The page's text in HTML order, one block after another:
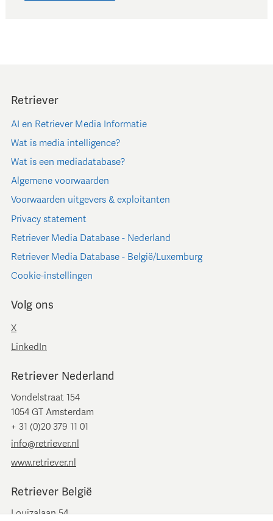
Retriever
AI en Retriever Media Informatie
Wat is media intelligence?
Wat is een mediadatabase?
Algemene voorwaarden
Voorwaarden uitgevers & exploitanten
Privacy statement
Retriever Media Database - Nederland
Retriever Media Database - België/Luxemburg
Cookie-instellingen
Volg ons
X
LinkedIn
Retriever Nederland
Vondelstraat 154
1054 GT Amsterdam
+ 31 (0)20 379 11 01
info@retriever.nl
www.retriever.nl
Retriever België
Louizalaan 54